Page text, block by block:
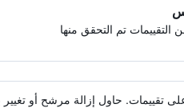
على تقييمات. حاول إزالة مرشح أو